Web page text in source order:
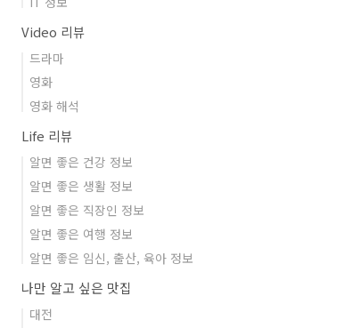
Video 리뷰
드라마
영화
영화 해석
Life 리뷰
알면 좋은 건강 정보
알면 좋은 생활 정보
알면 좋은 직장인 정보
알면 좋은 여행 정보
알면 좋은 임신, 출산, 육아 정보
나만 알고 싶은 맛집
대전